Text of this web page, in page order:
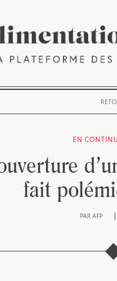
EN CONTINU
fait
PAR AFP